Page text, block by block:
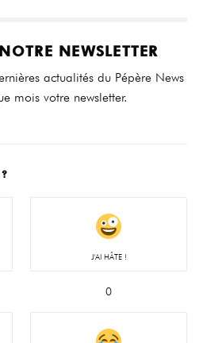
NEWSLETTER
actualités du Pépère News
mois votre newsletter.
?
J'AI HÂTE !
0